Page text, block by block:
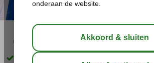
03:30
Aan de kustweg van Malia gelegen